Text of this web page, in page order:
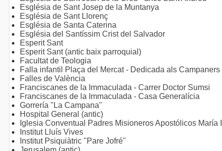
Església de Sant Josep de la Muntanya
Església de Sant Llorenç
Església de Santa Caterina
Església del Santíssim Crist del Salvador
Esperit Sant
Esperit Sant (antic baix parroquial)
Facultat de Teologia
Falla infantil Plaça del Mercat - Dedicada als
Falles de València
Franciscanes de la Immaculada - Carrer Doctor Sumsi
Franciscanes de la Immaculada - Casa Generalícia
Gorrería "La Campana"
Hospital General (antic)
Iglesia Conventual Padres Misioneros Apostólicos María
Institut Lluís Vives
Institut Psiquiàtric "Pare Jofré"